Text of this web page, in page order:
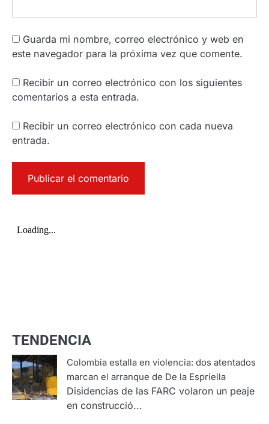
Guarda mi nombre, correo electrónico y web en
este navegador para la próxima vez que comente.
Recibir un correo electrónico con los siguientes
comentarios a esta entrada.
Recibir un correo electrónico con cada nueva
entrada.
TENDENCIA
Colombia estalla en violencia: dos atentados
marcan el arranque de De la Espriella
Disidencias de las FARC volaron un peaje
en construcció...